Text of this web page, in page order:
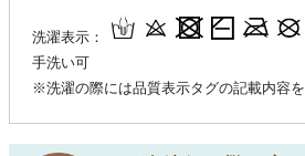
洗濯表示：
手洗い可
※洗濯の際には品質表示タグの記載内容を